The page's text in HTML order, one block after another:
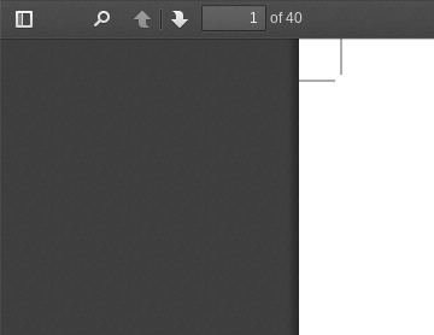
Toggle
PreviousNext
of 40